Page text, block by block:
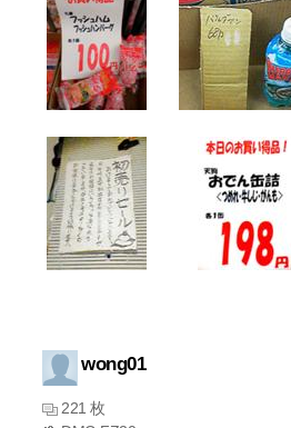
wong01
221 枚